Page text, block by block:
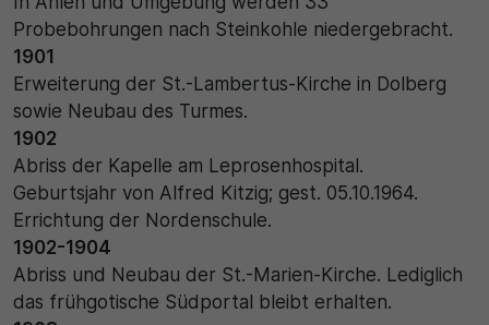
Probebohrungen nach Steinkohle niedergebracht.
1901
Erweiterung der St.-Lambertus-Kirche in Dolberg
sowie Neubau des Turmes.
1902
Abriss der Kapelle am Leprosenhospital.
Geburtsjahr von Alfred Kitzig; gest. 05.10.1964.
Errichtung der Nordenschule.
1902-1904
Abriss und Neubau der St.-Marien-Kirche. Lediglich
das frühgotische Südportal bleibt erhalten.